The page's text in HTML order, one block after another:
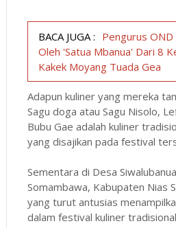
BACA JUGA : Pengurus OND
Oleh 'Satua Mbanua' Dari 8
Kakek Moyang Tuada Gea
Adapun kuliner yang mereka
Sagu doga atau Sagu Nisolo,
Bubu Gae adalah kuliner
yang disajikan pada festival
Sementara di Desa
Somambawa, Kabupaten Nias
yang turut antusias
dalam festival kuliner